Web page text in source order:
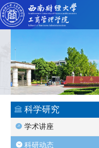
科学研究
学术讲座
科研动态